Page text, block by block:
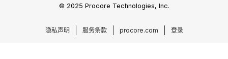
© 2025 Procore Technologies, Inc.
隐私声明 服务条款 procore.com 登录